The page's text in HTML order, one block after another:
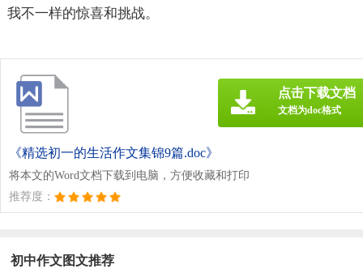
我不一样的惊喜和挑战。
《精选初一的生活作文集锦9篇.doc》
将本文的Word文档下载到电脑，方便收藏和打印
推荐度：
点击下载文档
文档为doc格式
初中作文图文推荐